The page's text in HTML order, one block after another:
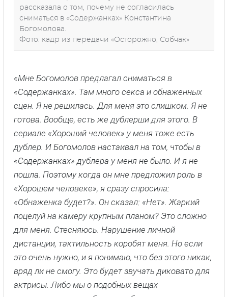
рассказала о том, почему не согласилась
сниматься в «Содержанках» Константина
Богомолова.
Фото: кадр из передачи «Осторожно, Собчак»
«Мне Богомолов предлагал сниматься в
«Содержанках». Там много секса и обнаженных
сцен. Я не решилась. Для меня это слишком. Я не
готова. Вообще, есть же дублерши для этого. В
сериале «Хороший человек» у меня тоже есть
дублер. И Богомолов настаивал на том, чтобы в
«Содержанках» дублера у меня не было. И я не
пошла. Поэтому когда он мне предложил роль в
«Хорошем человеке», я сразу спросила:
«Обнаженка будет?». Он сказал: «Нет». Жаркий
поцелуй на камеру крупным планом? Это сложно
для меня. Стесняюсь. Нарушение личной
дистанции, тактильность коробят меня. Но если
это очень нужно, и я понимаю, что без этого никак,
вряд ли не смогу. Это будет звучать диковато для
актрисы. Либо мы о подобных вещах